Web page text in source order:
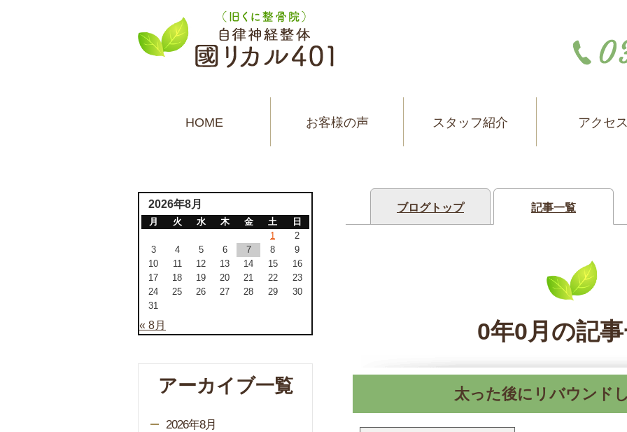
HOME お客様の声 スタッフ紹介 アクセ
ブログトップ 記事一覧
0年0月の記
太った後にリバウンド
2026年8月
月 火 水 木 金 土
日
1
2
3
4 5 6 7 8
9
10
11 12 13 14 15
16
17
18 19 20 21 22
23
24
25 26 27 28 29
30
31
« 8月
アーカイブ一覧
2026年8月